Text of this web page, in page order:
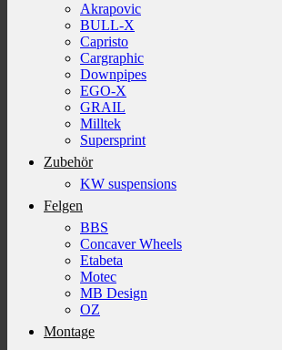
Akrapovic
BULL-X
Capristo
Cargraphic
Downpipes
EGO-X
GRAIL
Milltek
Supersprint
Zubehör
KW suspensions
Felgen
BBS
Concaver Wheels
Etabeta
Motec
MB Design
OZ
Montage